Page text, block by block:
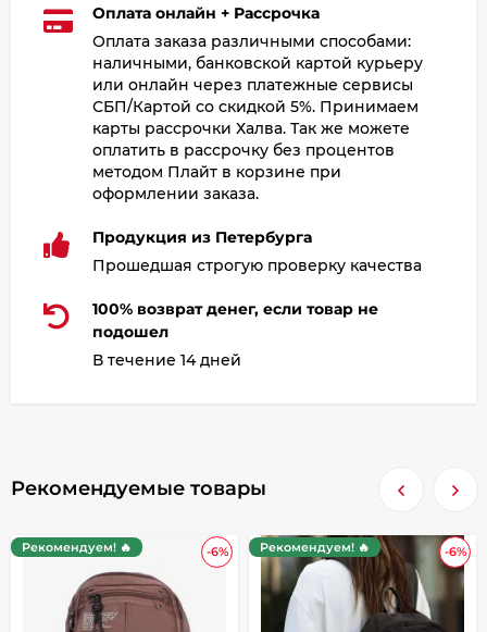
Оплата онлайн + Рассрочка
Оплата заказа различными способами:
наличными, банковской картой курьеру
или онлайн через платежные сервисы
СБП/Картой со скидкой 5%. Принимаем
карты рассрочки Халва. Так же можете
оплатить в рассрочку без процентов
методом Плайт в корзине при
оформлении заказа.
Продукция из Петербурга
Прошедшая строгую проверку качества
100% возврат денег, если товар не
подошел
В течение 14 дней
Рекомендуемые товары
-6%
Рекомендуем! 🔥 -6%
Рекомендуем! 🔥